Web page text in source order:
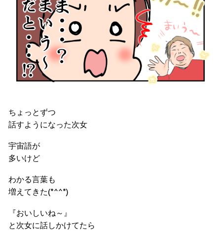
ちょっとずつ
話すようになった次女
宇宙語が
多いけど
わかる言葉も
増えてきた(*^^*)
『おいしいね～』
と次女に話しかけてたら